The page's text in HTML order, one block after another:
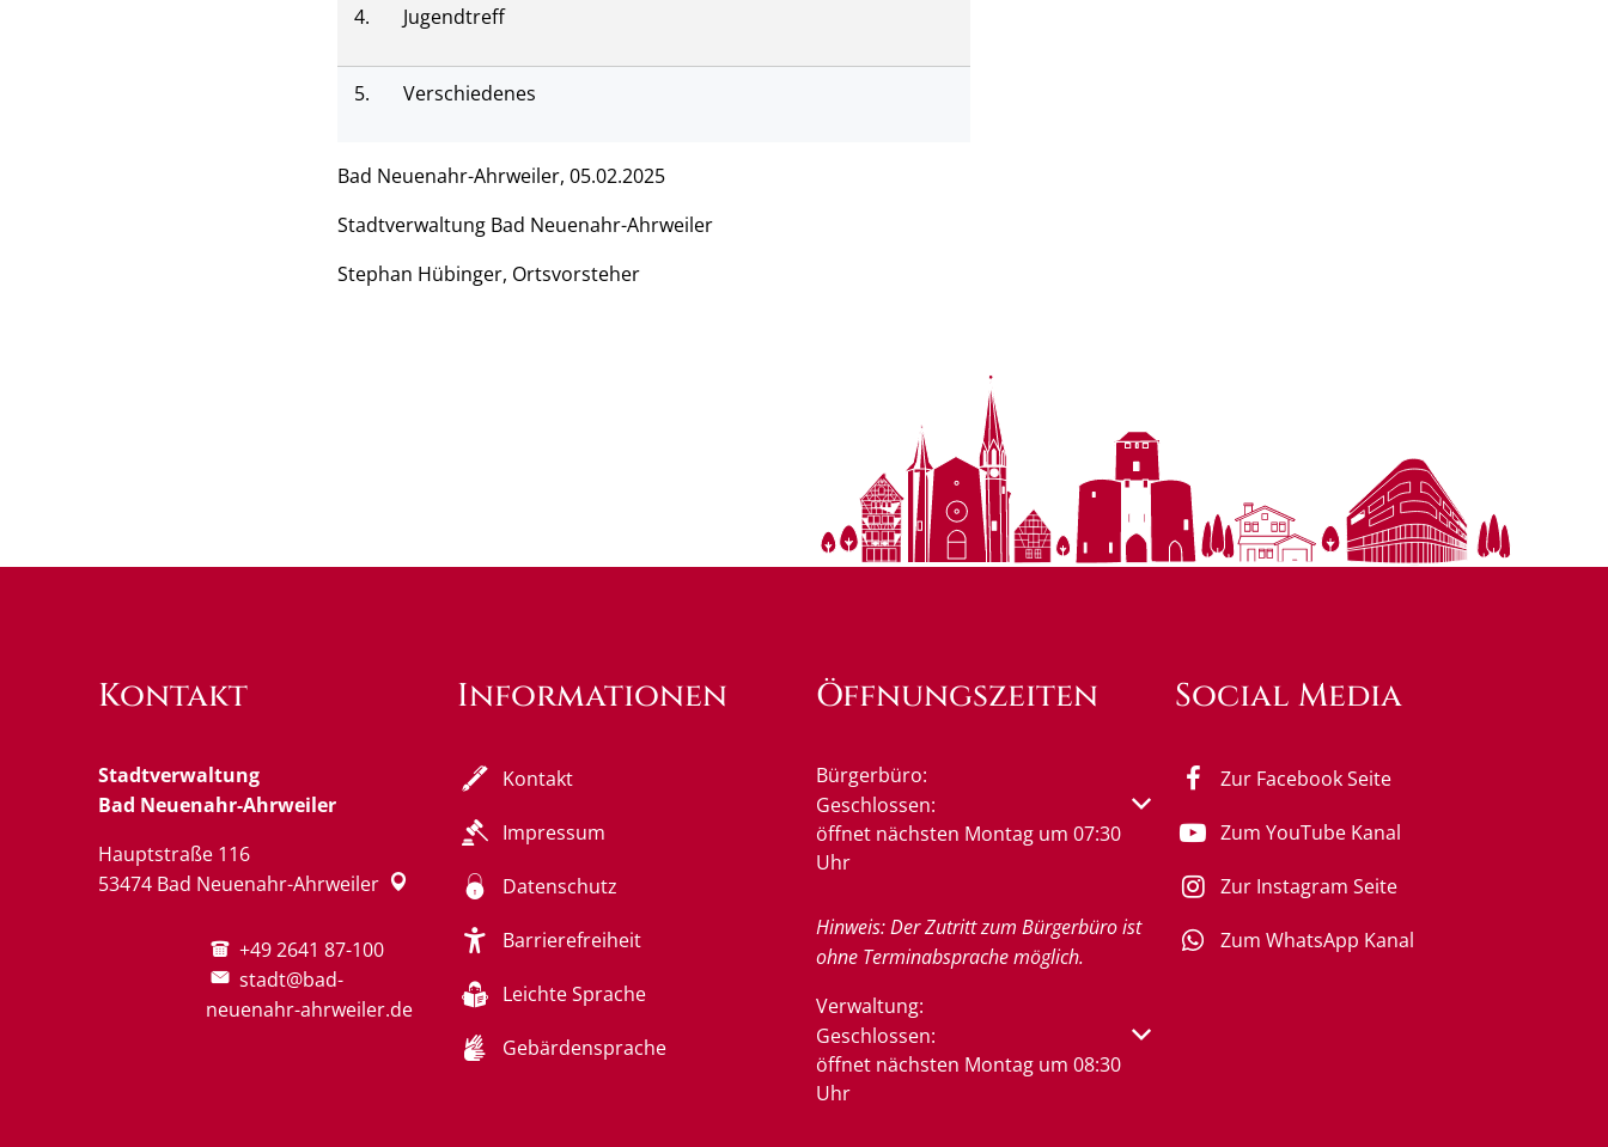
4. Jugendtreff
5. Verschiedenes
Bad Neuenahr-Ahrweiler, 05.02.2025
Stadtverwaltung Bad Neuenahr-Ahrweiler
Stephan Hübinger, Ortsvorsteher
Kontakt
Stadtverwaltung
Bad Neuenahr-Ahrweiler
Hauptstraße 116
53474 Bad Neuenahr-Ahrweiler
+49 2641 87-100
stadt@bad-
neuenahr-ahrweiler.de
Informationen
Kontakt
Impressum
Datenschutz
Barrierefreiheit
Leichte Sprache
Gebärdensprache
Öffnungszeiten
Bürgerbüro:
Klicken, um weitere Öffnungs- oder Schließzeiten auszublenden
Geschlossen:
öffnet nächsten Montag um 07:30
Uhr
Hinweis: Der Zutritt zum Bürgerbüro ist
ohne Terminabsprache möglich.
Verwaltung:
Klicken, um weitere Öffnungs- oder Schließzeiten auszublenden
Geschlossen:
öffnet nächsten Montag um 08:30
Uhr
Social Media
Zur Facebook Seite
Zum YouTube Kanal
Zur Instagram Seite
Zum WhatsApp Kanal